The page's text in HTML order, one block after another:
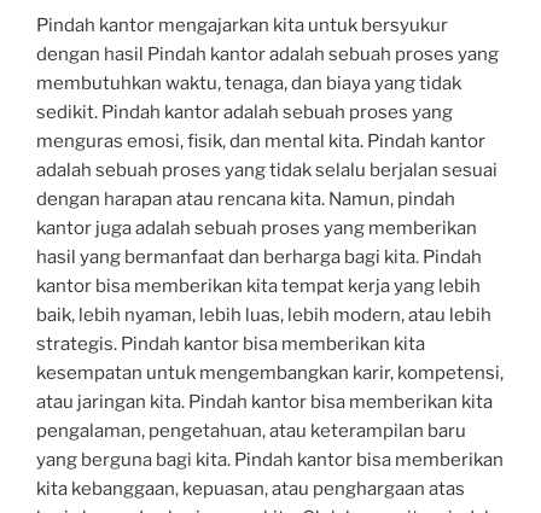
Pindah kantor mengajarkan kita untuk bersyukur
dengan hasil Pindah kantor adalah sebuah proses yang
membutuhkan waktu, tenaga, dan biaya yang tidak
sedikit. Pindah kantor adalah sebuah proses yang
menguras emosi, fisik, dan mental kita. Pindah kantor
adalah sebuah proses yang tidak selalu berjalan sesuai
dengan harapan atau rencana kita. Namun, pindah
kantor juga adalah sebuah proses yang memberikan
hasil yang bermanfaat dan berharga bagi kita. Pindah
kantor bisa memberikan kita tempat kerja yang lebih
baik, lebih nyaman, lebih luas, lebih modern, atau lebih
strategis. Pindah kantor bisa memberikan kita
kesempatan untuk mengembangkan karir, kompetensi,
atau jaringan kita. Pindah kantor bisa memberikan kita
pengalaman, pengetahuan, atau keterampilan baru
yang berguna bagi kita. Pindah kantor bisa memberikan
kita kebanggaan, kepuasan, atau penghargaan atas